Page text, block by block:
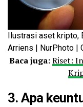
Ilustrasi aset kripto,
Arriens | NurPhoto |
Baca juga:Riset:
3. Apa